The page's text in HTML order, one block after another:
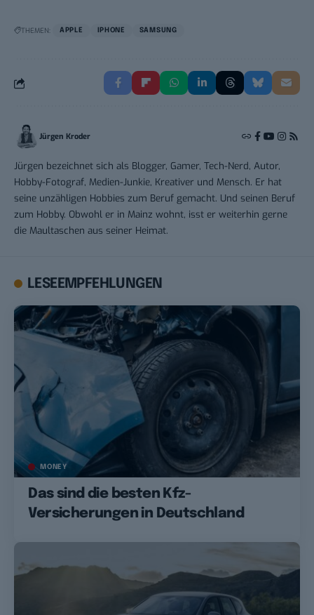
THEMEN: APPLE IPHONE SAMSUNG
Jürgen Kroder
Jürgen bezeichnet sich als Blogger, Gamer, Tech-Nerd, Autor,
Hobby-Fotograf, Medien-Junkie, Kreativer und Mensch. Er hat
seine unzähligen Hobbies zum Beruf gemacht. Und seinen Beruf
zum Hobby. Obwohl er in Mainz wohnt, isst er weiterhin gerne
die Maultaschen aus seiner Heimat.
LESEEMPFEHLUNGEN
MONEY
Das sind die besten Kfz-
Versicherungen in Deutschland